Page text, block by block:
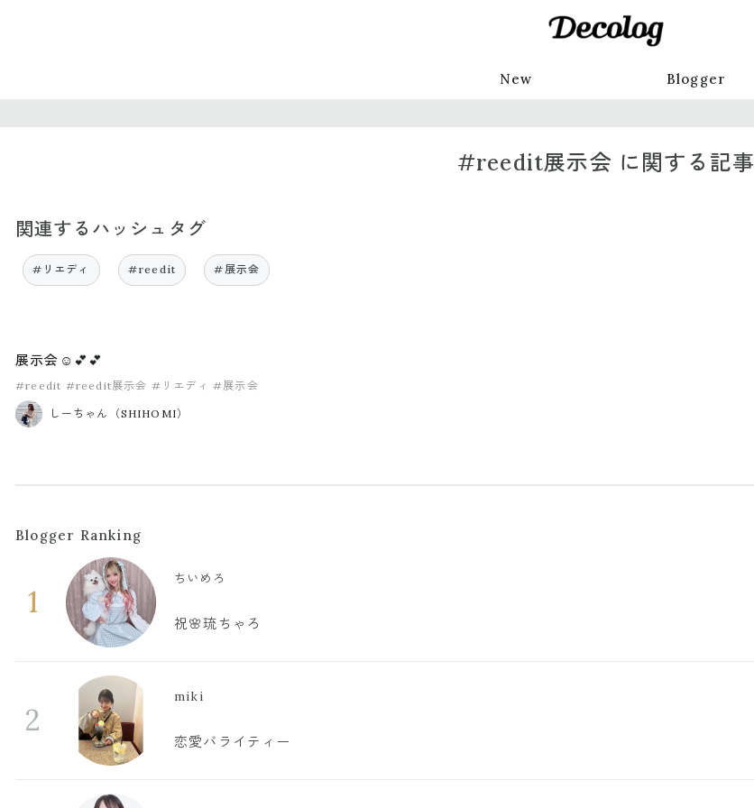
New Blogger
#reedit展示会 に関する記事
関連するハッシュタグ
#リエディ #reedit #展示会
展示会☺️💕💕
#reedit #reedit展示会 #リエディ #展示会
しーちゃん（SHIHOMI）
Blogger Ranking
1
ちいめろ
祝🌸琉ちゃろ
2
miki
恋愛バライティー